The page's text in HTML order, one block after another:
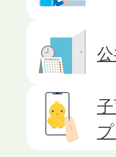
広報
2026
こど